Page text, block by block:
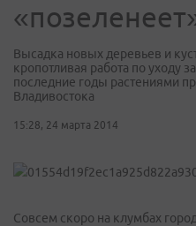
Высадка новых деревьев и
кропотливая работа по уходу
последние годы растениями
Владивостока
15:28, 24 марта 2014
Совсем скоро на клумбах